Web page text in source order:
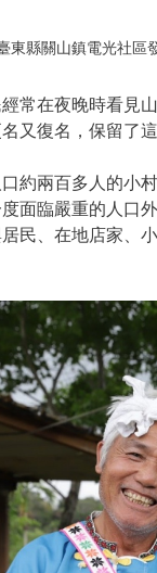
東縣關山鎮電光社區
常在夜晚時看見
又復名，保留了這
約兩百多人的小
面臨嚴重的人口
民、在地店家、